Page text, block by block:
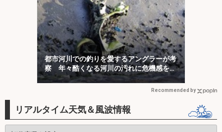
都市河川での釣りを愛するアングラーが考
察 年々酷くなる河川の汚れに危機感を持
とう
Recommended by
リアルタイム天気＆風波情報